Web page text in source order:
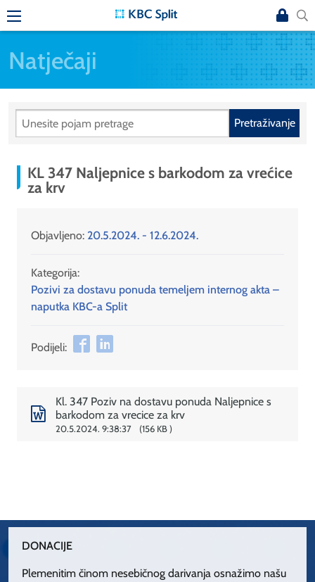
Natječaji
Pretraživanje
KL 347 Naljepnice s barkodom za vrećice
za krv
Objavljeno: 20.5.2024. - 12.6.2024.
Kategorija:
Pozivi za dostavu ponuda temeljem internog akta –
naputka KBC-a Split
Podijeli:
Kl. 347 Poziv na dostavu ponuda Naljepnice s
barkodom za vrecice za krv
20.5.2024. 9:38:37 156 KB
DONACIJE
Plemenitim činom nesebičnog darivanja osnažimo našu